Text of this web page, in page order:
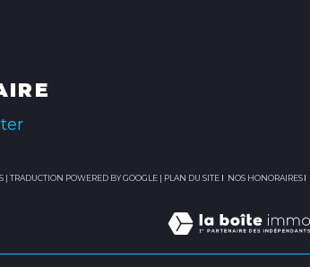
| TRADUCTION POWERED BY GOOGLE | PLAN DU SITE NOS HONORAIRES